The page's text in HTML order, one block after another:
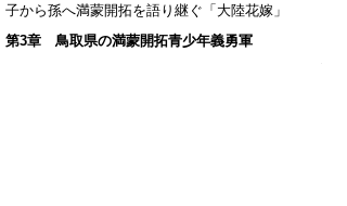
子から孫へ満蒙開拓を語り継ぐ「大陸花嫁」
第3章 鳥取県の満蒙開拓青少年義勇軍